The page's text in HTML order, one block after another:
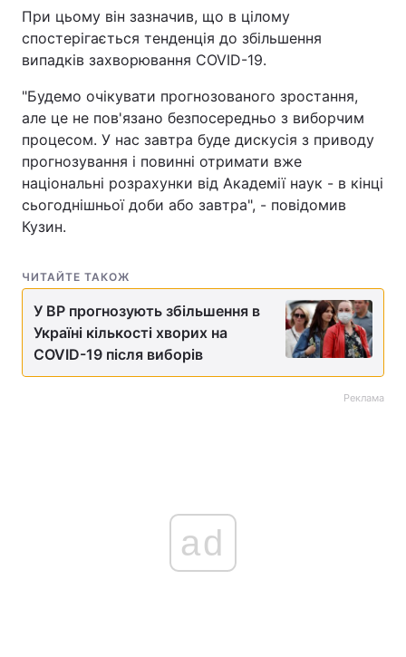
Тема оформлення
При цьому він зазначив, що в цілому
спостерігається тенденція до збільшення
випадків захворювання COVID-19.
"Будемо очікувати прогнозованого зростання,
але це не пов'язано безпосередньо з виборчим
процесом. У нас завтра буде дискусія з приводу
прогнозування і повинні отримати вже
національні розрахунки від Академії наук - в кінці
сьогоднішньої доби або завтра", - повідомив
Кузин.
ЧИТАЙТЕ ТАКОЖ
У ВР прогнозують збільшення в
Україні кількості хворих на
COVID-19 після виборів
Реклама
ad